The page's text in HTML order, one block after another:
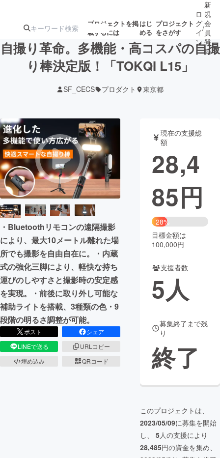
プロジェクトを掲
載するには
はじ
める
プロジェクト
をさがす
ターン
注目の新着プロ
ジェクト
募集終了が近いプ
ロジェクト
アート・写真 音楽
テクノロジー・ガジェット ゲーム・
映像・映画 書籍・雑誌
ビジネス・起業 チャレンジ
まちづくり・地域活性化
CAMPFIRE for Social Good
CAMPFIRE Creation
CAMPFIREふるさと納税machi-ya コミュニティ
ロ
グ
イ
ン
/
新
規
会
員
登
録
自撮り革命。多機能・高コスパの自撮
り棒決定版！「TOKQI L15」
SF_CECS プロダクト 東京都
・Bluetoothリモコンの遠隔撮影
により、最大10メートル離れた場
所でも撮影を自由自在に。・内蔵
式の強化三脚により、軽快な持ち
運びのしやすさと撮影時の安定感
を実現。・前後に取り外し可能な
補助ライトを搭載、3種類の色・9
段階の明るさ調整が可能。
ポスト
シェア
LINEで送る
URLコピー
埋め込み
QRコード
現在の支援総
額
28,4
85円
28%
目標金額は
100,000円
支援者数
5人
募集終了まで残
り
終了
このプロジェクトは、
2023/05/09に募集を開始
し、 5人の支援により
28,485円の資金を集め、